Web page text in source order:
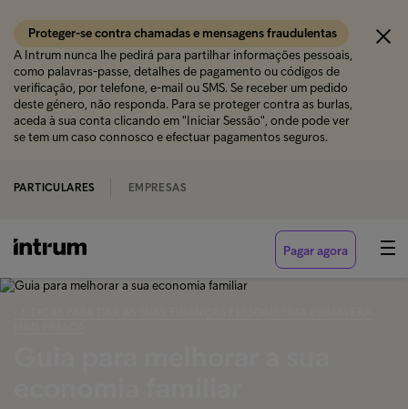
Proteger-se contra chamadas e mensagens fraudulentas
A Intrum nunca lhe pedirá para partilhar informações pessoais,
como palavras-passe, detalhes de pagamento ou códigos de
verificação, por telefone, e-mail ou SMS. Se receber um pedido
deste género, não responda. Para se proteger contra as burlas,
aceda à sua conta clicando em "Iniciar Sessão", onde pode ver
se tem um caso connosco e efectuar pagamentos seguros.
PARTICULARES EMPRESAS
Pagar agora